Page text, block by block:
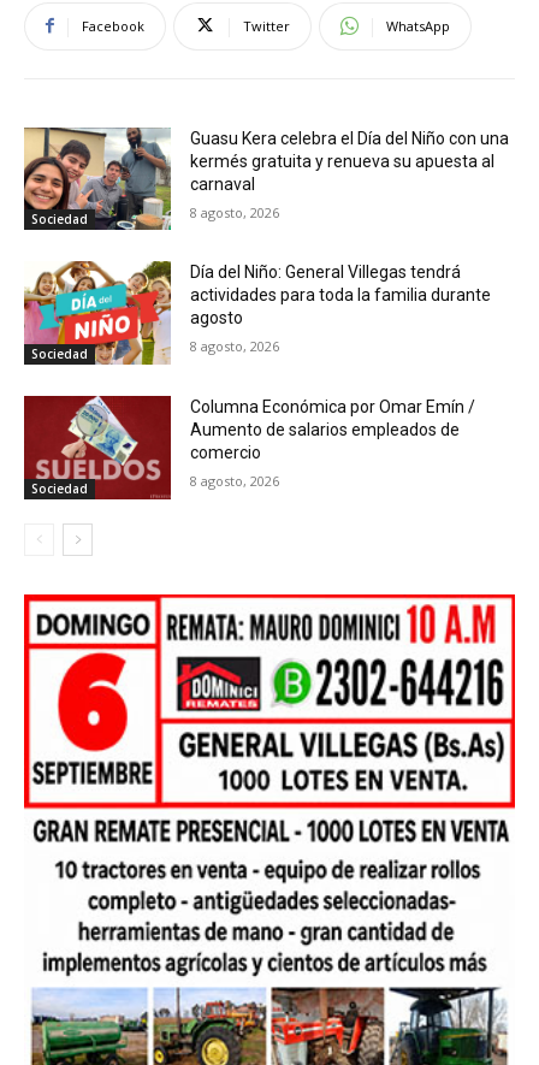
Facebook Twitter WhatsApp
Sociedad
Guasu Kera celebra el Día del Niño con una
kermés gratuita y renueva su apuesta al
carnaval
8 agosto, 2026
Sociedad
Día del Niño: General Villegas tendrá
actividades para toda la familia durante
agosto
8 agosto, 2026
Sociedad
Columna Económica por Omar Emín /
Aumento de salarios empleados de
comercio
8 agosto, 2026